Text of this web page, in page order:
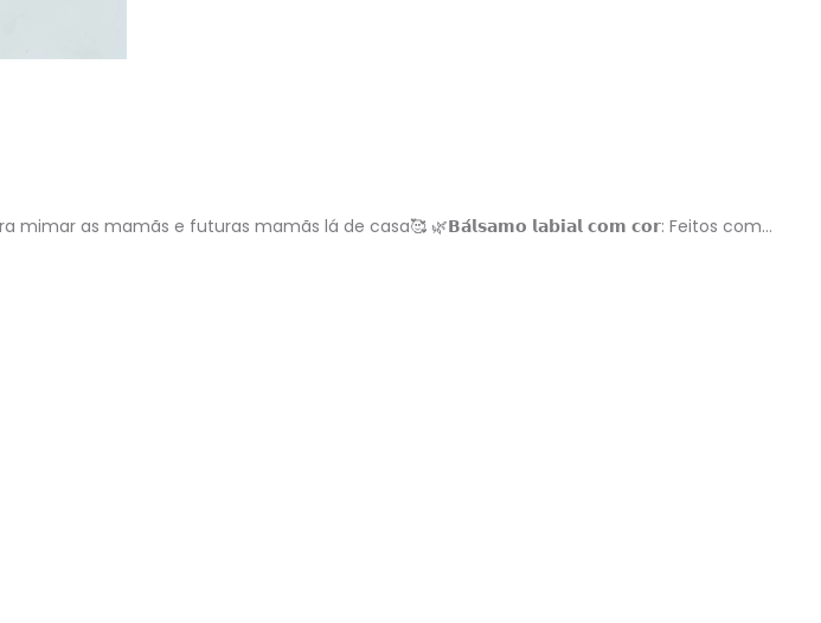
as mamãs e futuras mamãs lá de casa🥰 🌿𝗕𝗮́𝗹𝘀𝗮𝗺𝗼 𝗹𝗮𝗯𝗶𝗮𝗹 𝗰𝗼𝗺 𝗰𝗼𝗿: Feitos com…